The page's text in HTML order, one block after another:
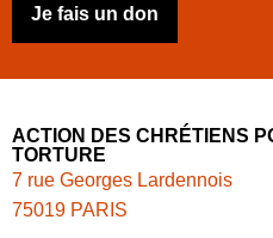
Je fais un don
ACTION DES CHRÉTIENS
TORTURE
7 rue Georges Lardennois
75019 PARIS